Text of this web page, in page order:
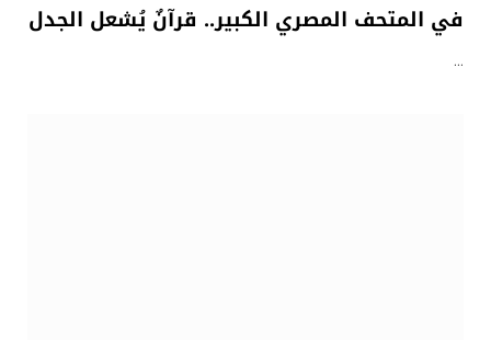
في المتحف المصري الكبير.. قرآنٌ يُشعل الجدل
…